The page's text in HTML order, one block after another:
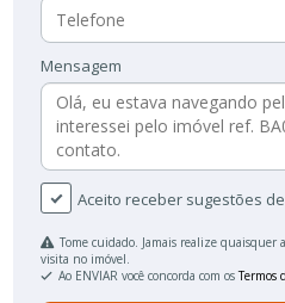
Mensagem
Aceito receber sugestões
Tome cuidado. Jamais realize
visita no imóvel.
Ao ENVIAR você concorda com osTermos